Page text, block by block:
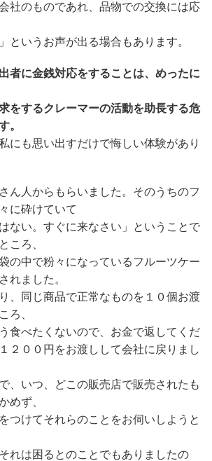
社のものであれ、品物での交換には応
というお声が出る場合もあります。
者に金銭対応をすることは、めったに
をするクレーマーの活動を助長する危
。
にも思い出すだけで悔しい体験があり
ん人からもらいました。そのうちのフ
に砕けていて
ない。すぐに来なさい」ということで
ころ、
の中で粉々になっているフルーツケー
れました。
、同じ商品で正常なものを１０個お渡
ろ、
食べたくないので、お金で返してくだ
２００円をお渡しして会社に戻りまし
、いつ、どこの販売店で販売されたも
めず、
つけてそれらのことをお伺いしようと
れは困るとのことでもありましたの